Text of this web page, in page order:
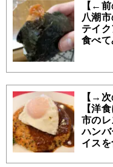
【←前
八潮
テイ
食べて
【→次
【洋
市のレ
ハン
イス